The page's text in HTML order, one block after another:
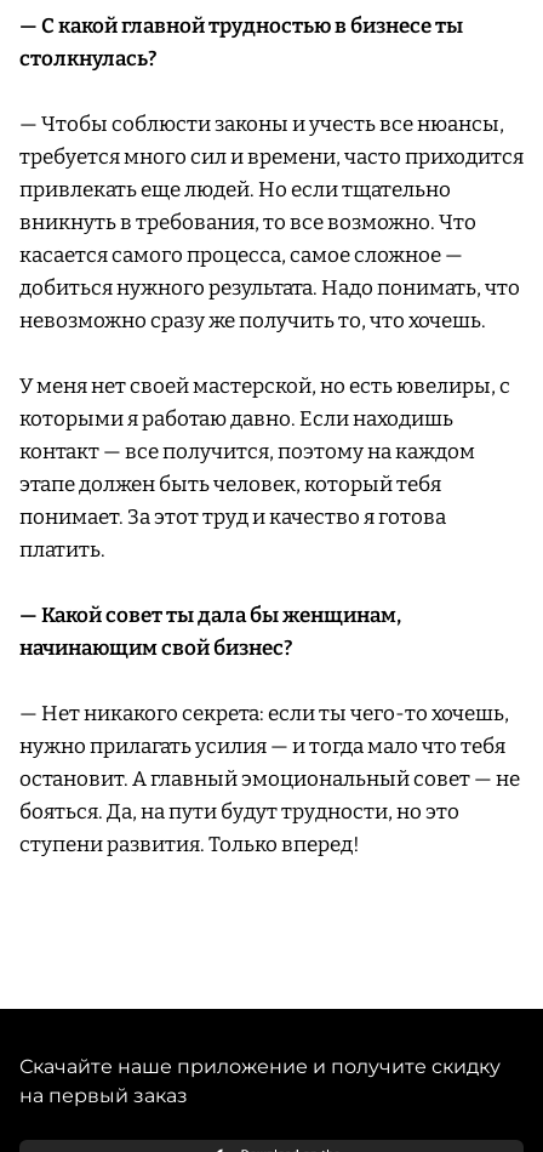
— С какой главной трудностью в бизнесе ты
столкнулась?
— Чтобы соблюсти законы и учесть все нюансы,
требуется много сил и времени, часто приходится
привлекать еще людей. Но если тщательно
вникнуть в требования, то все возможно. Что
касается самого процесса, самое сложное —
добиться нужного результата. Надо понимать, что
невозможно сразу же получить то, что хочешь.
У меня нет своей мастерской, но есть ювелиры, с
которыми я работаю давно. Если находишь
контакт — все получится, поэтому на каждом
этапе должен быть человек, который тебя
понимает. За этот труд и качество я готова
платить.
— Какой совет ты дала бы женщинам,
начинающим свой бизнес?
— Нет никакого секрета: если ты чего-то хочешь,
нужно прилагать усилия — и тогда мало что тебя
остановит. А главный эмоциональный совет — не
бояться. Да, на пути будут трудности, но это
ступени развития. Только вперед!
Скачайте наше приложение и получите скидку
на первый заказ